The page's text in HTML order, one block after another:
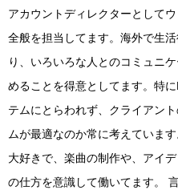
アカウントディレクターとして
全般を担当してます。海外で生
り、いろいろな人とのコミュニ
めることを得意としてます。特
テムにとらわれず、クライアン
ムが最適なのか常に考えていま
大好きで、楽曲の制作や、アイ
の仕方を意識して働いてます。